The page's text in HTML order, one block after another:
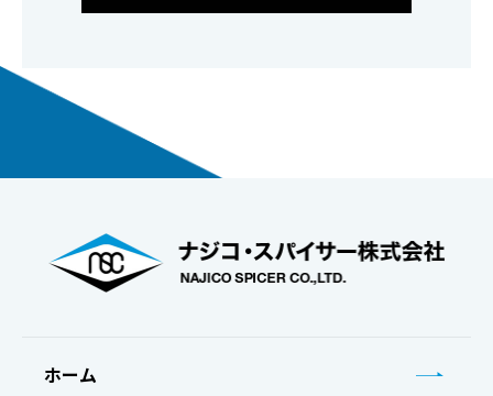
ホーム